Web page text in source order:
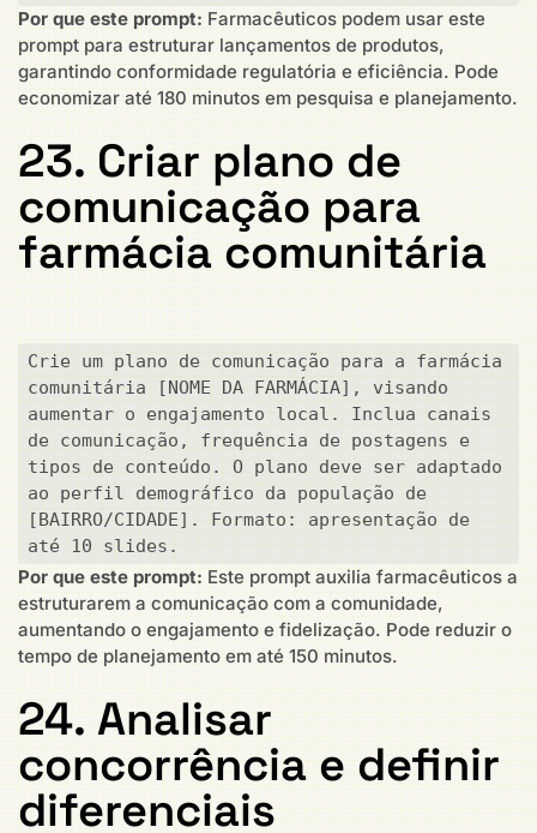
Por que este prompt: Farmacêuticos podem usar este
prompt para estruturar lançamentos de produtos,
garantindo conformidade regulatória e eficiência. Pode
economizar até 180 minutos em pesquisa e planejamento.
23. Criar plano de
comunicação para
farmácia comunitária
Crie um plano de comunicação para a farmácia
comunitária [NOME DA FARMÁCIA], visando
aumentar o engajamento local. Inclua canais
de comunicação, frequência de postagens e
tipos de conteúdo. O plano deve ser adaptado
ao perfil demográfico da população de
[BAIRRO/CIDADE]. Formato: apresentação de
até 10 slides.
Por que este prompt: Este prompt auxilia farmacêuticos a
estruturarem a comunicação com a comunidade,
aumentando o engajamento e fidelização. Pode reduzir o
tempo de planejamento em até 150 minutos.
24. Analisar
concorrência e definir
diferenciais